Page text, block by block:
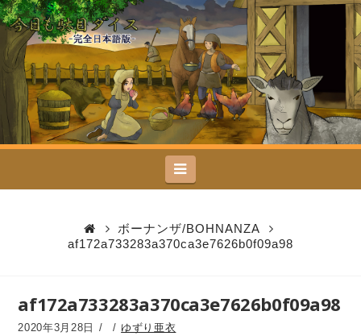
今
日
も
駄
目
ス
Navigation
ボーナンザ/BOHNANZA
af172a733283a370ca3e7626b0f09a98
af172a733283a370ca3e7626b0f09a98
2020年3月28日 ゆずり亜衣